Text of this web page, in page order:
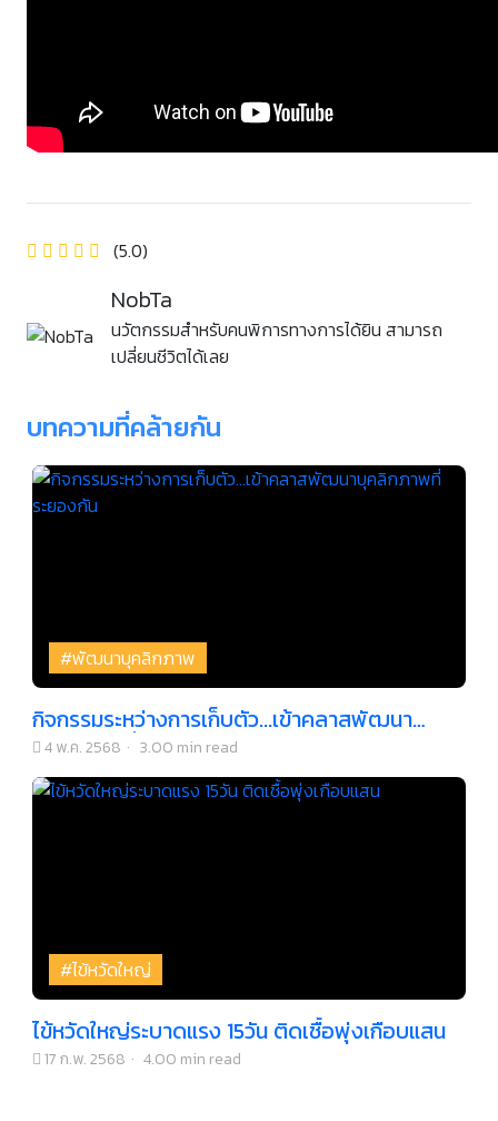
(5.0)
NobTa
นวัตกรรมสำหรับคนพิการทางการได้ยิน สามารถ
เปลี่ยนชีวิตได้เลย
บทความที่คล้ายกัน
#พัฒนาบุคลิกภาพ
กิจกรรมระหว่างการเก็บตัว...เข้าคลาสพัฒนา
บุคลิกภาพที่ระยองกัน
4 พ.ค. 2568 · 3.00 min read
#ไข้หวัดใหญ่
ไข้หวัดใหญ่ระบาดแรง 15วัน ติดเชื้อพุ่งเกือบแสน
17 ก.พ. 2568 · 4.00 min read